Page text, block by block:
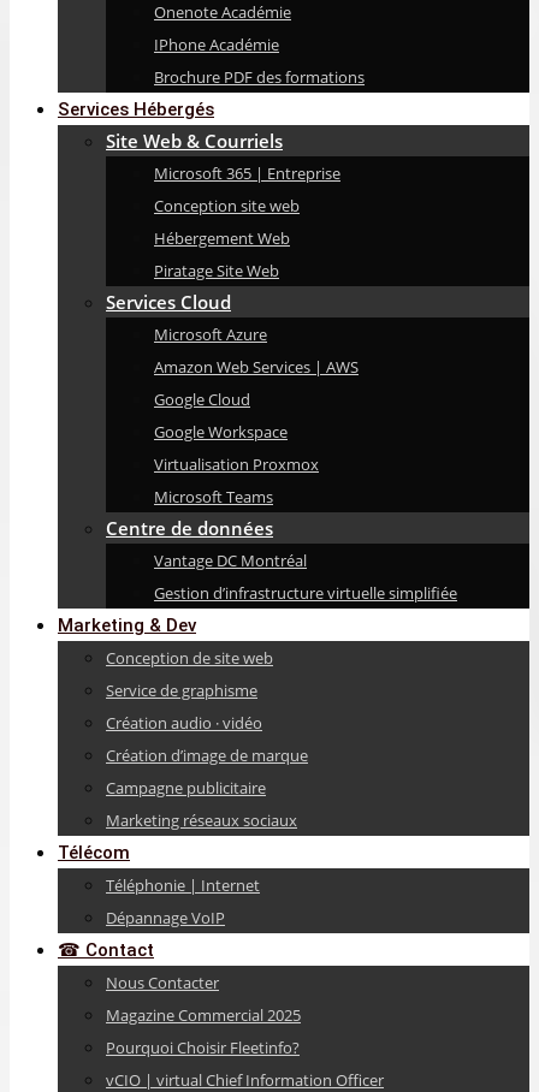
Onenote Académie
IPhone Académie
Brochure PDF des formations
Services Hébergés
Site Web & Courriels
Microsoft 365 | Entreprise
Conception site web
Hébergement Web
Piratage Site Web
Services Cloud
Microsoft Azure
Amazon Web Services | AWS
Google Cloud
Google Workspace
Virtualisation Proxmox
Microsoft Teams
Centre de données
Vantage DC Montréal
Gestion d’infrastructure virtuelle simplifiée
Marketing & Dev
Conception de site web
Service de graphisme
Création audio · vidéo
Création d’image de marque
Campagne publicitaire
Marketing réseaux sociaux
Télécom
Téléphonie | Internet
Dépannage VoIP
☎ Contact
Nous Contacter
Magazine Commercial 2025
Pourquoi Choisir Fleetinfo?
vCIO | virtual Chief Information Officer